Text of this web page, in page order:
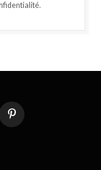
.
Pinterest